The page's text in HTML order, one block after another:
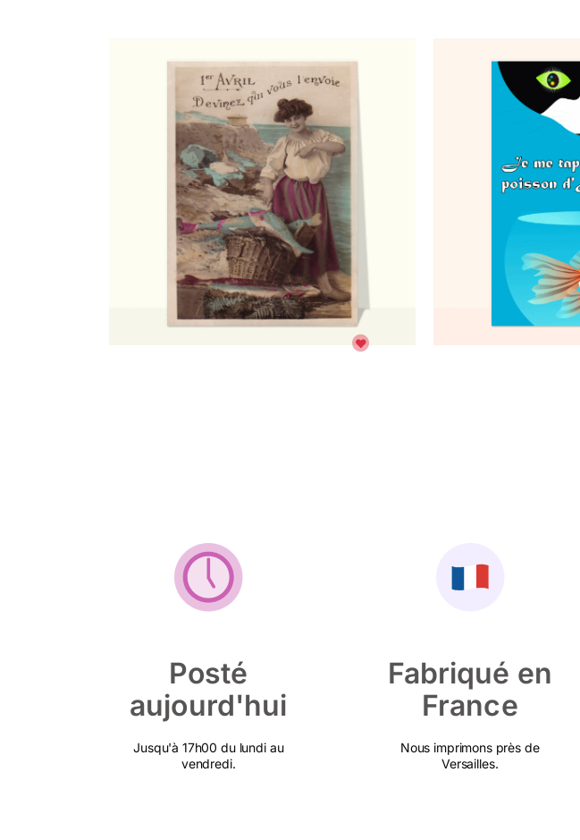
Posté
aujourd'hui
Jusqu'à 17h00 du lundi au
vendredi.
Fabriqué en
France
Nous imprimons près de
Versailles.